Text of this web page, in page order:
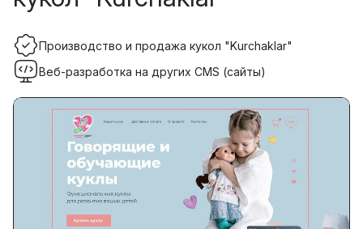
Производство и продажа кукол "Kurchaklar"
Веб-разработка на других CMS (сайты)